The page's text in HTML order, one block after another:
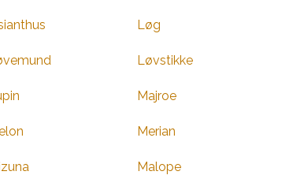
Løg
Løvstikke
Majroe
Merian
Malope